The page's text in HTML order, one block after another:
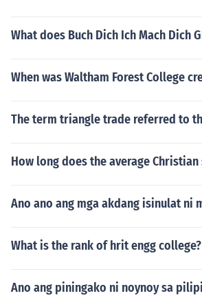
What does Buch Dich Ich Mach Dich
When was Waltham Forest College
The term triangle trade referred to
How long does the average
Ano ano ang mga akdang isinulat ni
What is the rank of hrit engg college?
Ano ang piningako ni noynoy sa